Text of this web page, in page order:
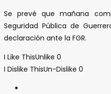
Se prevé que mañana
Seguridad Pública de
declaración ante la FGR.
I Like ThisUnlike 0
I Dislike ThisUn-Dislike 0